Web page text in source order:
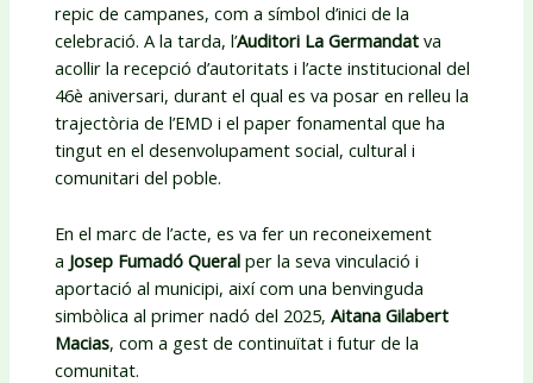
repic de campanes, com a símbol d’inici de la
celebració. A la tarda, l’Auditori La Germandat va
acollir la recepció d’autoritats i l’acte institucional del
46è aniversari, durant el qual es va posar en relleu la
trajectòria de l’EMD i el paper fonamental que ha
tingut en el desenvolupament social, cultural i
comunitari del poble.
En el marc de l’acte, es va fer un reconeixement
a Josep Fumadó Queral per la seva vinculació i
aportació al municipi, així com una benvinguda
simbòlica al primer nadó del 2025,Aitana Gilabert
Macias, com a gest de continuïtat i futur de la
comunitat.